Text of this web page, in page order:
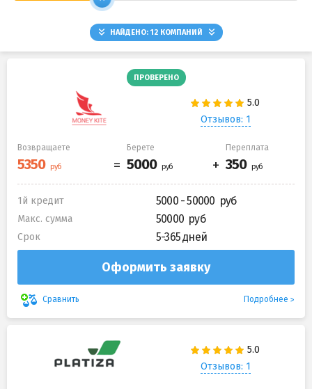
НАЙДЕНО:12КОМПАНИЙ
ПРОВЕРЕНО
Отзывов: 1
Возвращаете Берете Переплата
1й кредит 5000 - 50000
Макс. сумма 50000
Срок 5-365 дней
Оформить заявку
Сравнить Подробнее
Отзывов: 1